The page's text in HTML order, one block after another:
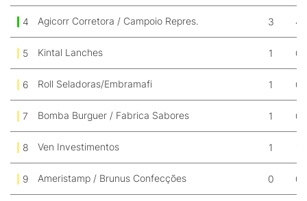
4 Agicorr Corretora / Campoio Repres. 3 4
5 Kintal Lanches 1 0
6 Roll Seladoras/Embramafi 1 0
7 Bomba Burguer / Fabrica Sabores 1 0
8 Ven Investimentos 1
9 Ameristamp / Brunus Confecções 0 0